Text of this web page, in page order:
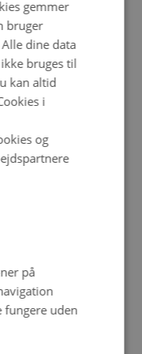
gemmer
bruger
dine data
bruges til
kan altid
i
og
på
fungere uden